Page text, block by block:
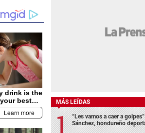
MÁS LEÍDAS
“Les vamos a caer a
Sánchez, hondureño